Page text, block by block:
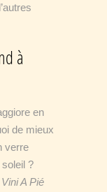
à
en
de mieux
verre
?
A Pié